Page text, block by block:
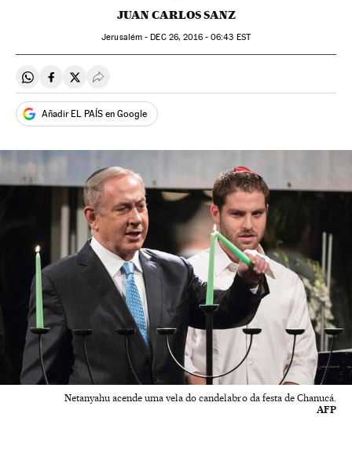
JUAN CARLOS SANZ
Jerusalém -DEC26, 2016 - 06:43 EST
Compartir en Whatsapp
Compartir en Facebook
Compartir en Twitter
Desplegar Redes Sociales
Añadir EL PAÍS en Google
Netanyahu acende uma vela do candelabro da festa de Chanucá.
AFP